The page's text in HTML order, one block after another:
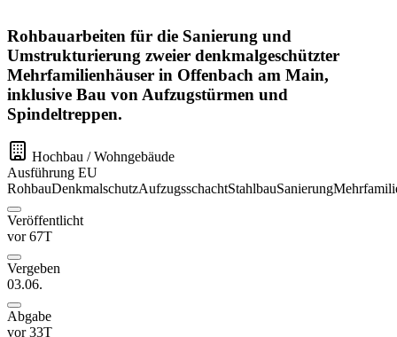
Rohbauarbeiten für die Sanierung und
Umstrukturierung zweier denkmalgeschützter
Mehrfamilienhäuser in Offenbach am Main,
inklusive Bau von Aufzugstürmen und
Spindeltreppen.
Hochbau / Wohngebäude
Ausführung EU
RohbauDenkmalschutzAufzugsschachtStahlbauSanierung
Veröffentlicht
vor 67T
Vergeben
03.06.
Abgabe
vor 33T